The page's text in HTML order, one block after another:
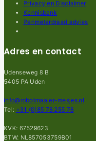
Privacy en Disclaimer
Kennisbank
Perimeterdraad advies
Adres en contact
Udenseweg 8 B
5405 PA Uden
info@robotmaaier-mesjes.nl
Tel: +31 (0)85 78 255 78
KVK: 67529623
BTW: NL857053759B01